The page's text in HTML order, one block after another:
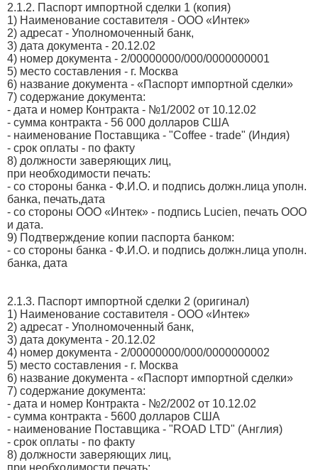
2.1.2. Паспорт импортной сделки 1 (копия)
1) Наименование составителя - ООО «Интек»
2) адресат - Уполномоченный банк,
3) дата документа - 20.12.02
4) номер документа - 2/00000000/000/0000000001
5) место составления - г. Москва
6) название документа - «Паспорт импортной сделки»
7) содержание документа:
- дата и номер Контракта - №1/2002 от 10.12.02
- сумма контракта - 56 000 долларов США
- наименование Поставщика - "Coffee - trade" (Индия)
- срок оплаты - по факту
8) должности заверяющих лиц,
при необходимости печать:
- со стороны банка - Ф.И.О. и подпись должн.лица уполн.
банка, печать,дата
- со стороны ООО «Интек» - подпись Lucien, печать ООО
и дата.
9) Подтверждение копии паспорта банком:
- со стороны банка - Ф.И.О. и подпись должн.лица уполн.
банка, дата
2.1.3. Паспорт импортной сделки 2 (оригинал)
1) Наименование составителя - ООО «Интек»
2) адресат - Уполномоченный банк,
3) дата документа - 20.12.02
4) номер документа - 2/00000000/000/0000000002
5) место составления - г. Москва
6) название документа - «Паспорт импортной сделки»
7) содержание документа:
- дата и номер Контракта - №2/2002 от 10.12.02
- сумма контракта - 5600 долларов США
- наименование Поставщика - "ROAD LTD" (Англия)
- срок оплаты - по факту
8) должности заверяющих лиц,
при необходимости печать: